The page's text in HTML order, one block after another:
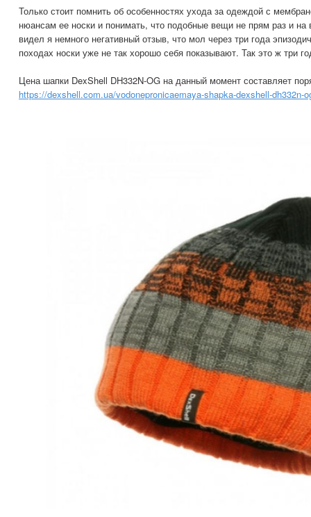
Только стоит помнить об особенностях ухода за одеждой с
нюансам ее носки и понимать, что подобные вещи не прям раз и
видел я немного негативный отзыв, что мол через три года
походах носки уже не так хорошо себя показывают. Так это ж три
Цена шапки DexShell DH332N-OG на данный момент составляет
https://dexshell.com.ua/vodonepronicaemaya-shapka-dexshell-dh332n-